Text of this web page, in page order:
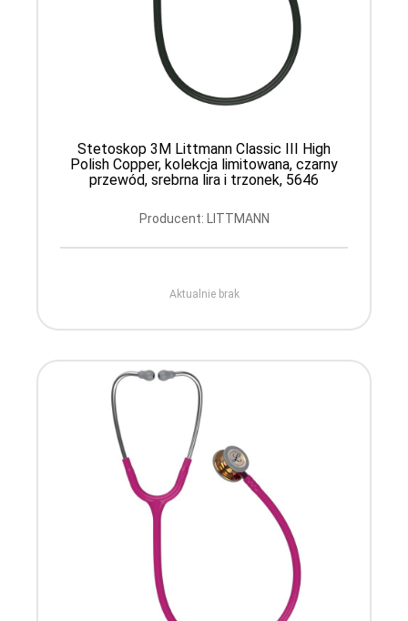
Stetoskop 3M Littmann Classic III High
Polish Copper, kolekcja limitowana, czarny
przewód, srebrna lira i trzonek, 5646
Producent: LITTMANN
Aktualnie brak